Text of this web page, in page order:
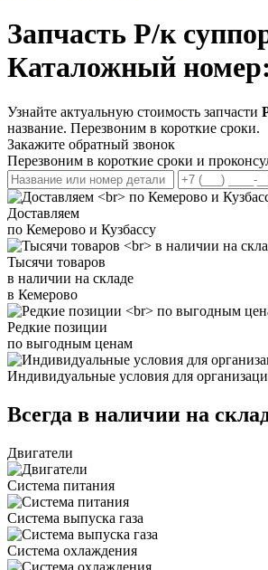
Запчасть Р/к
Каталожный
Узнайте актуальную стоимость запчасти
название. Перезвоним в короткие сроки.
Закажите обратный звонок
Перезвоним в короткие сроки и
Доставляем
по Кемерово и Кузбассу
Тысячи товаров
в наличии на складе
в Кемерово
Редкие позиции
по выгодным ценам
Индивидуальные условия для
Всегда в наличии на
Двигатели
Система питания
Система выпуска газа
Система охлаждения